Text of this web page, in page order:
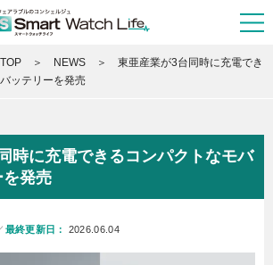
NEWS
東亜産業が3台同時に充電でき
ッテリーを発売
時に充電できるコンパクトなモバ
発売
最終更新日： 2026.06.04